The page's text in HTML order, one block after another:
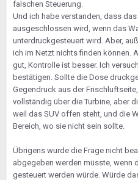
falschen Steuerung.
Und ich habe verstanden, dass
ausgeschlossen wird, wenn das
unterdruckgesteuert wird. Aber,
ich im Netzt nichts finden können.
gut, Kontrolle ist besser. Ich
bestätigen. Sollte die Dose
Gegendruck aus der
vollständig über die Turbine, aber
weil das SUV offen steht, und die
Bereich, wo sie nicht sein sollte.
Übrigens wurde die Frage nicht
abgegeben werden müsste, wenn
gesteuert werden würde. Würde